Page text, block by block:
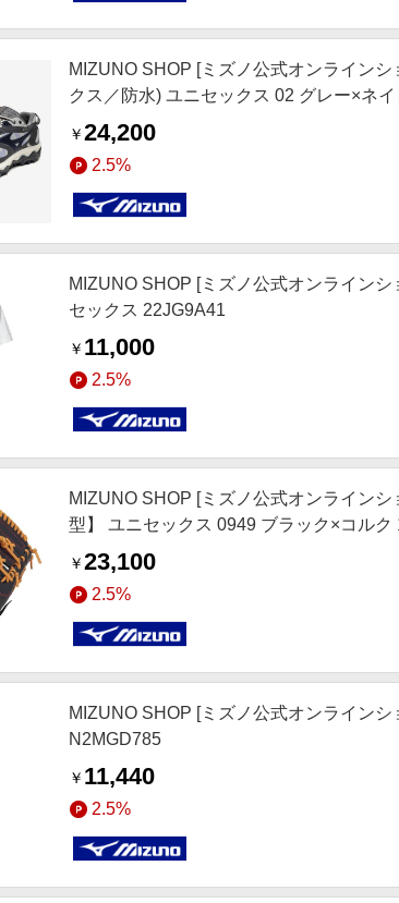
MIZUNO SHOP [ミズノ公式オンライン
クス／防水) ユニセックス 02 グレー×ネ
￥24,200
2.5%
MIZUNO SHOP [ミズノ公式オンライン
セックス 22JG9A41
￥ 11,000
2.5%
MIZUNO SHOP [ミズノ公式オンライン
型】 ユニセックス 0949 ブラック×コルク
￥23,100
2.5%
MIZUNO SHOP [ミズノ公式オンライン
N2MGD785
￥ 11,440
2.5%